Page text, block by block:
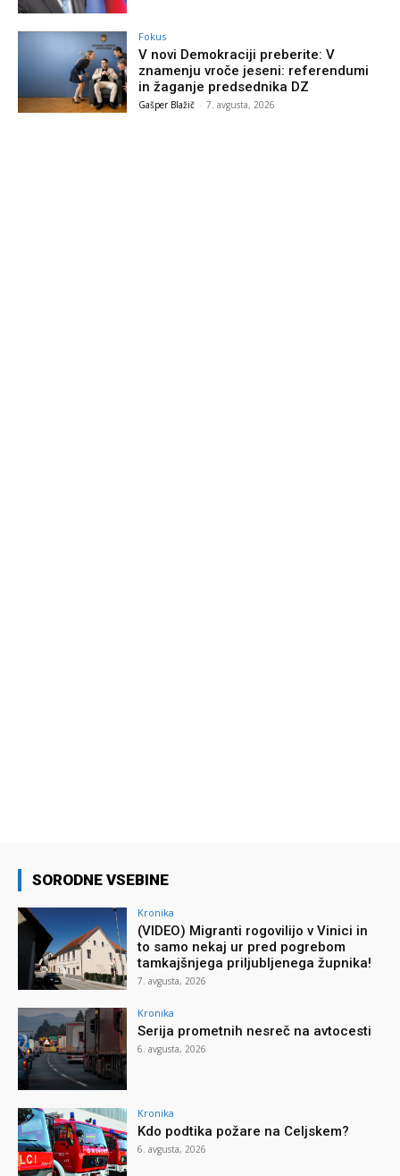
Fokus
V novi Demokraciji preberite: V
znamenju vroče jeseni: referendumi
in žaganje predsednika DZ
Gašper Blažič - 7. avgusta, 2026
SORODNE VSEBINE
Kronika
(VIDEO) Migranti rogovilijo v Vinici in
to samo nekaj ur pred pogrebom
tamkajšnjega priljubljenega župnika!
7. avgusta, 2026
Kronika
Serija prometnih nesreč na avtocesti
6. avgusta, 2026
Kronika
Kdo podtika požare na Celjskem?
6. avgusta, 2026